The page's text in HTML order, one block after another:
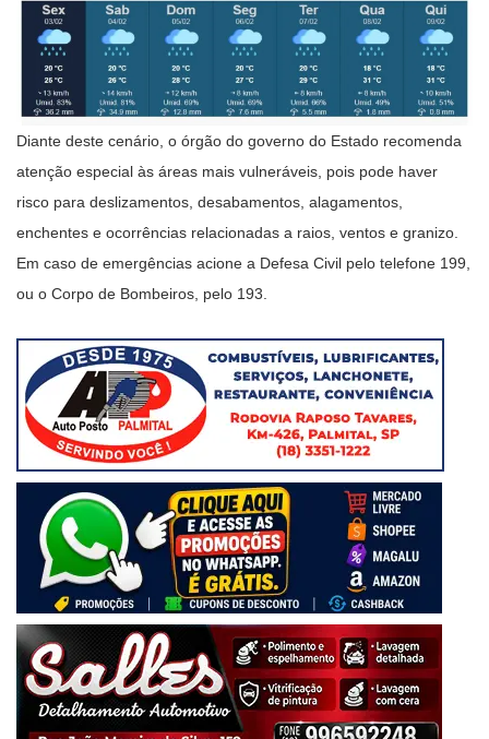
Diante deste cenário, o órgão do governo do Estado recomenda
atenção especial às áreas mais vulneráveis, pois pode haver
risco para deslizamentos, desabamentos, alagamentos,
enchentes e ocorrências relacionadas a raios, ventos e granizo.
Em caso de emergências acione a Defesa Civil pelo telefone 199,
ou o Corpo de Bombeiros, pelo 193.